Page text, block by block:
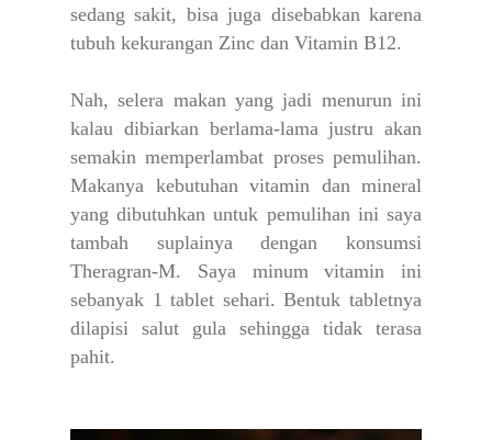
sedang sakit, bisa juga disebabkan karena
tubuh kekurangan Zinc dan Vitamin B12.
Nah, selera makan yang jadi menurun ini
kalau dibiarkan berlama-lama justru akan
semakin memperlambat proses pemulihan.
Makanya kebutuhan vitamin dan mineral
yang dibutuhkan untuk pemulihan ini saya
tambah suplainya dengan konsumsi
Theragran-M. Saya minum vitamin ini
sebanyak 1 tablet sehari. Bentuk tabletnya
dilapisi salut gula sehingga tidak terasa
pahit.